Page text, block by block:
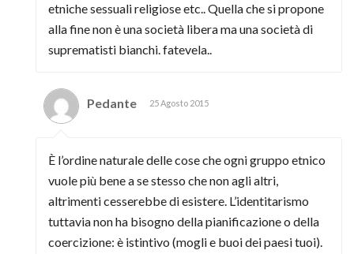
etniche sessuali religiose etc.. Quella che si propone
alla fine non è una società libera ma una società di
suprematisti bianchi. fatevela..
Pedante 25 Agosto 2015
È l’ordine naturale delle cose che ogni gruppo etnico
vuole più bene a se stesso che non agli altri,
altrimenti cesserebbe di esistere. L’identitarismo
tuttavia non ha bisogno della pianificazione o della
coercizione: è istintivo (mogli e buoi dei paesi tuoi).